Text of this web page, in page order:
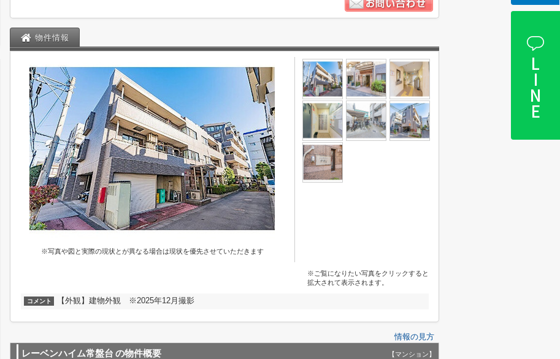
LINE
物件情報
※写真や図と実際の現状とが異なる場合は現状を優先させていただきます
※ご覧になりたい写真をクリックすると
拡大されて表示されます。
コメント 【外観】建物外観 ※2025年12月撮影
情報の見方
レーベンハイム常盤台 の物件概要 【マンション】